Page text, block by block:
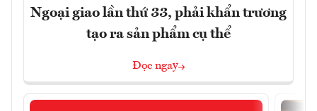
Ngoại giao lần thứ 33, phải khẩn trương
tạo ra sản phẩm cụ thể
Đọc ngay